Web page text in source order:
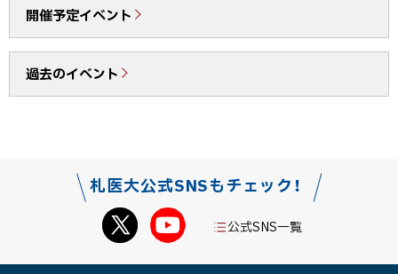
o
o
シ
送
る
開催予定イベント
過去のイベント
札医大公式SNSもチェック！
公式SNS一覧